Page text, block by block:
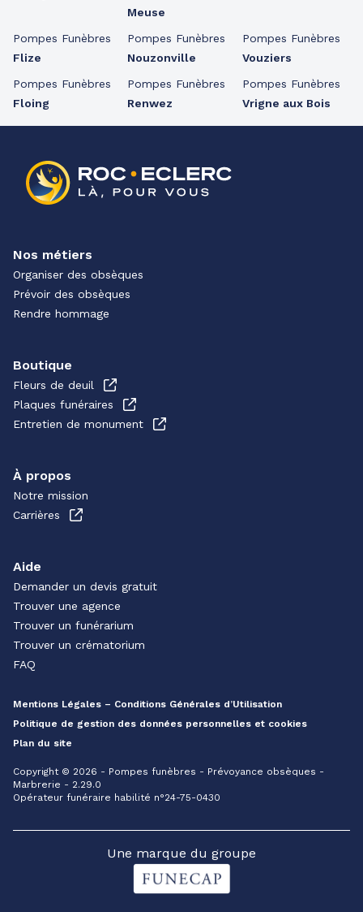
Pompes Funèbres
Flize
Pompes Funèbres
Floing
Meuse
Pompes Funèbres
Nouzonville
Pompes Funèbres
Renwez
Pompes Funèbres
Vouziers
Pompes Funèbres
Vrigne aux Bois
Nos métiers
Organiser des obsèques
Prévoir des obsèques
Rendre hommage
Boutique
Fleurs de deuil
Plaques funéraires
Entretien de monument
À propos
Notre mission
Carrières
Aide
Demander un devis gratuit
Trouver une agence
Trouver un funérarium
Trouver un crématorium
FAQ
Mentions Légales – Conditions Générales d’Utilisation
Politique de gestion des données personnelles et cookies
Plan du site
Copyright © 2026 - Pompes funèbres - Prévoyance obsèques -
Marbrerie - 2.29.0
Opérateur funéraire habilité n°24-75-0430
Une marque du groupe